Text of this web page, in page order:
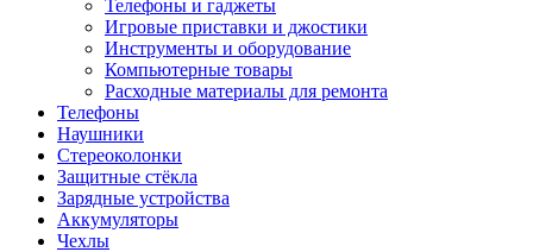
Телефоны и гаджеты
Игровые приставки и джостики
Инструменты и оборудование
Компьютерные товары
Расходные материалы для ремонта
Телефоны
Наушники
Стереоколонки
Защитные стёкла
Зарядные устройства
Аккумуляторы
Чехлы